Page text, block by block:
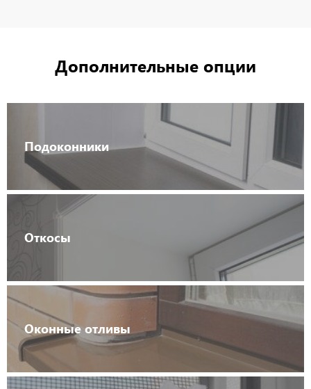
Дополнительные опции
Подоконники
Откосы
Оконные отливы